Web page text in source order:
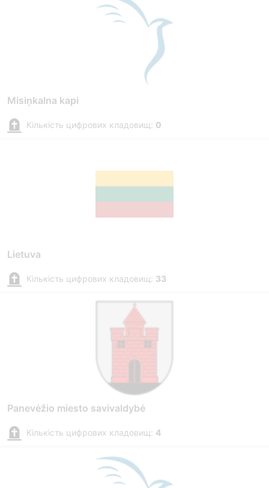
Misiņkalna kapi
Кількість цифрових кладовищ: 0
Lietuva
Кількість цифрових кладовищ: 33
Panevėžio miesto savivaldybė
Кількість цифрових кладовищ: 4